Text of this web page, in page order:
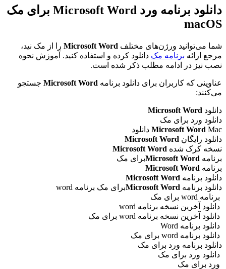
دانلود برنامه ورد
Microsoft Word برای مک
macOS
شما می‌توانید ورژن‌های مختلف Microsoft Word را از مک نید،
مرجع ارائه برنامه مک دانلود کرده و استفاده کنید. آموزش نحوه
نصب نیز در ادامه مطلب ذکر شده است.
عناوینی که کاربران برای دانلود برنامه Microsoft Word جستجو
می‌کنند:
دانلود Microsoft Word
دانلود ورد برای مک
Microsoft Word Mac دانلود
دانلود رایگان Microsoft Word
نسخه کرک شده Microsoft Word
برنامه Microsoft Wordبرای مک
برنامه Microsoft Word
دانلود برنامه Microsoft Word
دانلود برنامه Microsoft Wordبرای مک برنامه word
برنامه word برای مک
دانلود آخرین نسخه برنامه word
دانلود آخرین نسخه برنامه word برای مک
دانلود برنامه Word
دانلود برنامه word برای مک
دانلود برنامه ورد برای مک
دانلود ورد برای مک
ورد برای مک